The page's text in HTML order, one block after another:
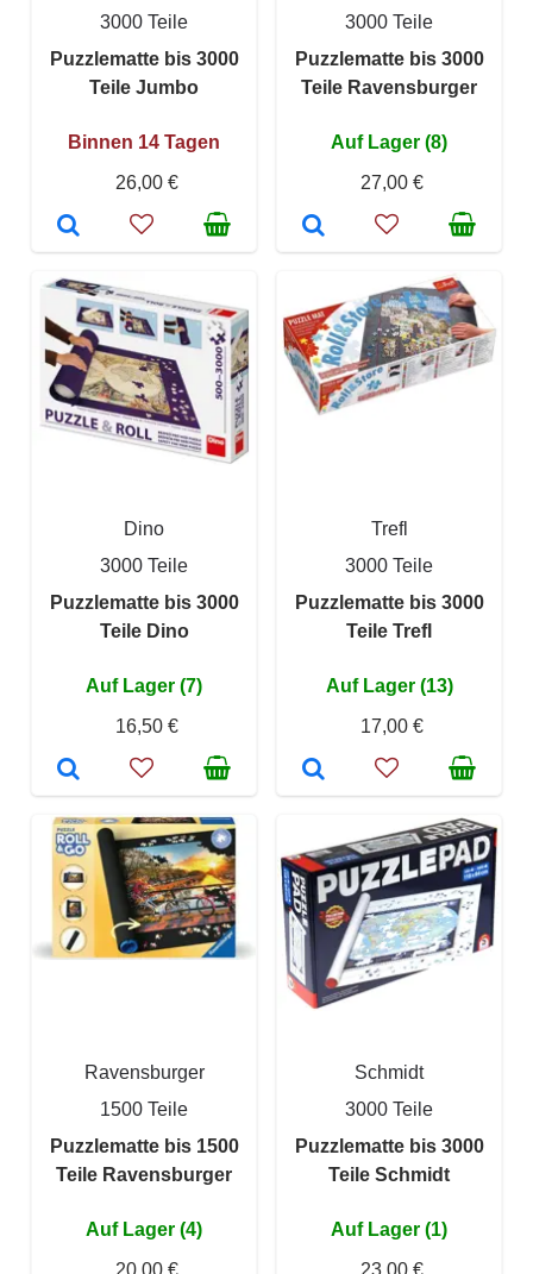
3000 Teile
Puzzlematte bis 3000
Teile Jumbo
Binnen 14 Tagen
26,00 €
3000 Teile
Puzzlematte bis 3000
Teile Ravensburger
Auf Lager (8)
27,00 €
Dino
3000 Teile
Puzzlematte bis 3000
Teile Dino
Auf Lager (7)
16,50 €
Trefl
3000 Teile
Puzzlematte bis 3000
Teile Trefl
Auf Lager (13)
17,00 €
Ravensburger
1500 Teile
Puzzlematte bis 1500
Teile Ravensburger
Auf Lager (4)
20,00 €
Schmidt
3000 Teile
Puzzlematte bis 3000
Teile Schmidt
Auf Lager (1)
23,00 €